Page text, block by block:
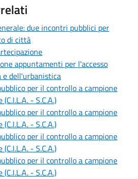
due incontri pubblici per
di città
appuntamenti per l'accesso
dell'urbanistica
per il controllo a campione
- S.C.A.)
per il controllo a campione
- S.C.A.)
per il controllo a campione
- S.C.A.)
per il controllo a campione
- S.C.A.)